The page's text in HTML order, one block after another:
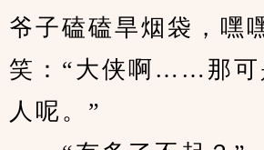
爷子磕磕旱烟袋，嘿
笑：“大侠啊……那可
人呢。”